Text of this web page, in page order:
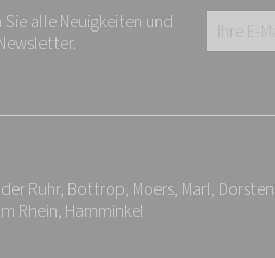
alle Neuigkeiten und
Ruhr, Bottrop, Moers, Marl,
Rhein, Hamminkel